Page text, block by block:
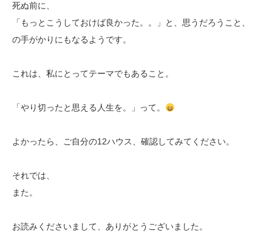
死ぬ前に、
「もっとこうしておけば良かった。。」と、思うだろうこと、
の手がかりにもなるようです。
これは、私にとってテーマでもあること。
「やり切ったと思える人生を。」って。
よかったら、ご自分の12ハウス、確認してみてください。
それでは、
また。
お読みくださいまして、ありがとうございました。